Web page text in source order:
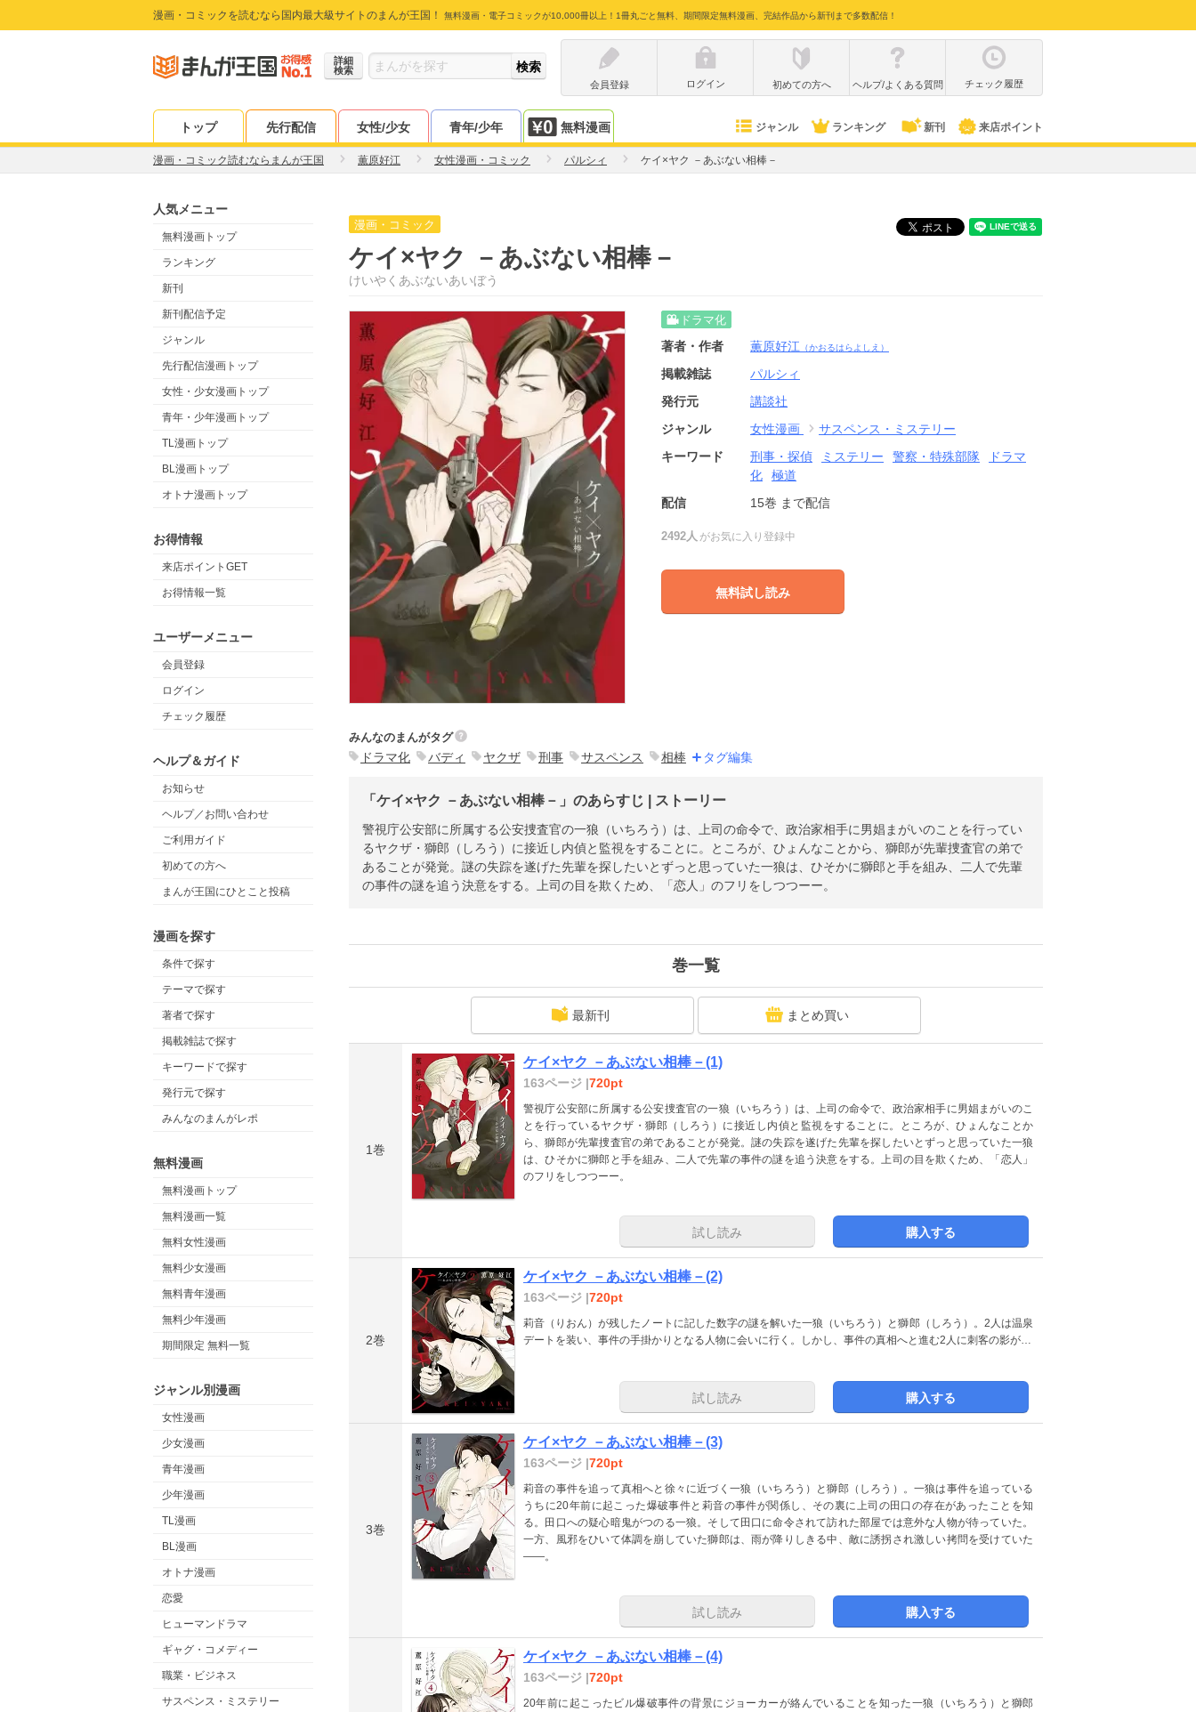
漫画・コミックを読むなら国内最大級サイトのまんが王国！ 無料漫画・電子コミックが10,000冊以上！1冊丸ごと無料、期間限定無料漫画、完結作品から新刊まで多数配信！
詳細
検索
会員登録
ログイン 初めての方へ ヘルプ/よくある質問 チェック履歴
トップ 先行配信 女性/少女 青年/少年 無料漫画 ジャンル ランキング 新刊 来店ポイント
漫画・コミック読むならまんが王国 薫原好江 女性漫画・コミック パルシィ ケイ×ヤク －あぶない相棒－
人気メニュー
無料漫画トップ
ランキング
新刊
新刊配信予定
ジャンル
先行配信漫画トップ
女性・少女漫画トップ
青年・少年漫画トップ
TL漫画トップ
BL漫画トップ
オトナ漫画トップ
お得情報
来店ポイントGET
お得情報一覧
ユーザーメニュー
会員登録
ログイン
チェック履歴
ヘルプ＆ガイド
お知らせ
ヘルプ／お問い合わせ
ご利用ガイド
初めての方へ
まんが王国にひとこと投稿
漫画を探す
条件で探す
テーマで探す
著者で探す
掲載雑誌で探す
キーワードで探す
発行元で探す
みんなのまんがレポ
無料漫画
無料漫画トップ
無料漫画一覧
無料女性漫画
無料少女漫画
無料青年漫画
無料少年漫画
期間限定 無料一覧
ジャンル別漫画
女性漫画
少女漫画
青年漫画
少年漫画
TL漫画
BL漫画
オトナ漫画
恋愛
ヒューマンドラマ
ギャグ・コメディー
職業・ビジネス
サスペンス・ミステリー
漫画・コミック
ケイ×ヤク －あぶない相棒－
けいやくあぶないあいぼう
ドラマ化
著者・作者 薫原好江 （かおるはらよしえ）
掲載雑誌
パルシィ
発行元
講談社
ジャンル
女性漫画
サスペンス・ミステリー
キーワード
刑事・探偵 ミステリー 警察・特殊部隊
ドラマ
化
極道
配信
15巻 まで配信
2492人 がお気に入り登録中
無料試し読み
みんなのまんがタグ
ドラマ化 バディ ヤクザ 刑事 サスペンス 相棒 タグ編集
「ケイ×ヤク －あぶない相棒－」のあらすじ | ストーリー
警視庁公安部に所属する公安捜査官の一狼（いちろう）は、上司の命令で、政治家相手に男娼まがいのことを行ってい
るヤクザ・獅郎（しろう）に接近し内偵と監視をすることに。ところが、ひょんなことから、獅郎が先輩捜査官の弟で
あることが発覚。謎の失踪を遂げた先輩を探したいとずっと思っていた一狼は、ひそかに獅郎と手を組み、二人で先輩
の事件の謎を追う決意をする。上司の目を欺くため、「恋人」のフリをしつつーー。
巻一覧
最新刊 まとめ買い
1巻
ケイ×ヤク －あぶない相棒－(1)
163ページ |720pt
警視庁公安部に所属する公安捜査官の一狼（いちろう）は、上司の命令で、政治家相手に男娼まがいのこ
とを行っているヤクザ・獅郎（しろう）に接近し内偵と監視をすることに。ところが、ひょんなことか
ら、獅郎が先輩捜査官の弟であることが発覚。謎の失踪を遂げた先輩を探したいとずっと思っていた一狼
は、ひそかに獅郎と手を組み、二人で先輩の事件の謎を追う決意をする。上司の目を欺くため、「恋人」
のフリをしつつーー。
試し読み 購入する
2巻
ケイ×ヤク －あぶない相棒－(2)
163ページ |720pt
莉音（りおん）が残したノートに記した数字の謎を解いた一狼（いちろう）と獅郎（しろう）。2人は温泉
デートを装い、事件の手掛かりとなる人物に会いに行く。しかし、事件の真相へと進む2人に刺客の影が…
試し読み 購入する
3巻
ケイ×ヤク －あぶない相棒－(3)
163ページ |720pt
莉音の事件を追って真相へと徐々に近づく一狼（いちろう）と獅郎（しろう）。一狼は事件を追っている
うちに20年前に起こった爆破事件と莉音の事件が関係し、その裏に上司の田口の存在があったことを知
る。田口への疑心暗鬼がつのる一狼。そして田口に命令されて訪れた部屋では意外な人物が待っていた。
一方、風邪をひいて体調を崩していた獅郎は、雨が降りしきる中、敵に誘拐され激しい拷問を受けていた
――。
試し読み 購入する
ケイ×ヤク －あぶない相棒－(4)
163ページ |720pt
20年前に起こったビル爆破事件の背景にジョーカーが絡んでいることを知った一狼（いちろう）と獅郎